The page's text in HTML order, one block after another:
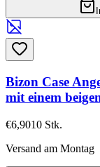
Bizon Case
mit einem
€6,9010 Stk.
Versand am Montag